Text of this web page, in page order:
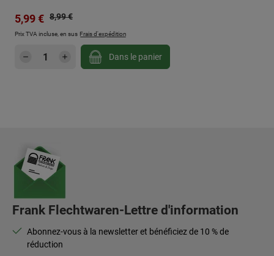
Prix de vente :
5,99 € Prix régulier :
8,99 €
Prix TVA incluse, en sus Frais d'expédition
Quantité de produit : Entrez la quantité
Dans le panier
Frank Flechtwaren-Lettre d'information
Abonnez-vous à la newsletter et bénéficiez de 10 % de
réduction